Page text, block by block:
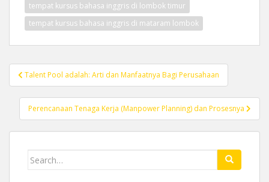
tempat kursus bahasa inggris di lombok timur
tempat kursus bahasa inggris di mataram lombok
Post
navigation
Talent Pool adalah: Arti dan Manfaatnya Bagi Perusahaan
Perencanaan Tenaga Kerja (Manpower Planning) dan Prosesnya
Search